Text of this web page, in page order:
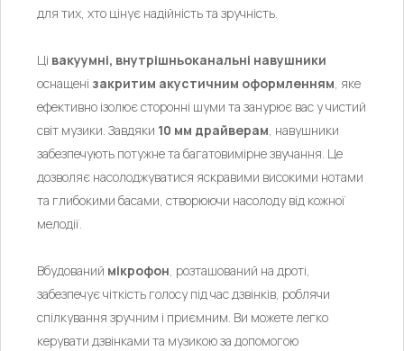
для тих, хто цінує надійність та зручність.
Ці вакуумні, внутрішньоканальні навушники
оснащені закритим акустичним оформленням, яке
ефективно ізолює сторонні шуми та занурює вас у чистий
світ музики. Завдяки 10 мм драйверам, навушники
забезпечують потужне та багатовимірне звучання. Це
дозволяє насолоджуватися яскравими високими нотами
та глибокими басами, створюючи насолоду від кожної
мелодії.
Вбудований мікрофон, розташований на дроті,
забезпечує чіткість голосу під час дзвінків, роблячи
спілкування зручним і приємним. Ви можете легко
керувати дзвінками та музикою за допомогою